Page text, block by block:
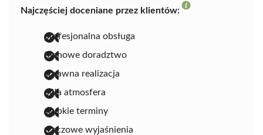
Najczęściej doceniane przez klientów:
profesjonalna obsługa
fachowe doradztwo
sprawna realizacja
miła atmosfera
szybkie terminy
rzeczowe wyjaśnienia